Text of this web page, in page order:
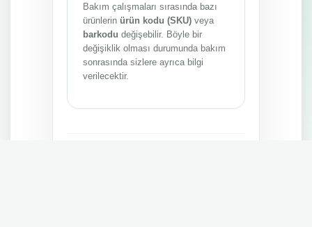
Bakım çalışmaları sırasında bazı
ürünlerin ürün kodu (SKU) veya
barkodu değişebilir. Böyle bir
değişiklik olması durumunda bakım
sonrasında sizlere ayrıca bilgi
verilecektir.